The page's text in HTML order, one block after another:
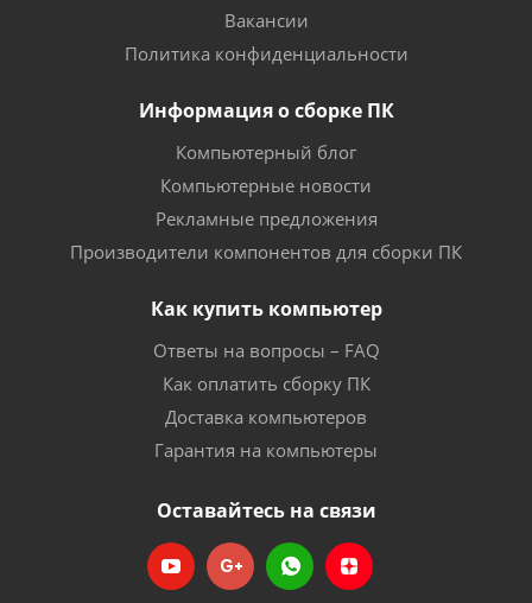
Вакансии
Политика конфиденциальности
Информация о сборке ПК
Компьютерный блог
Компьютерные новости
Рекламные предложения
Производители компонентов для сборки ПК
Как купить компьютер
Ответы на вопросы – FAQ
Как оплатить сборку ПК
Доставка компьютеров
Гарантия на компьютеры
Оставайтесь на связи